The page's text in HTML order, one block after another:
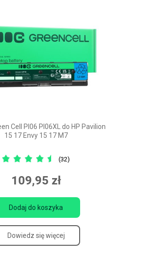
Cell PI06 PI06XL do HP Pavilion
15 17 Envy 15 17 M7
(32)
109,95 zł
Dodaj do koszyka
Dowiedz się więcej